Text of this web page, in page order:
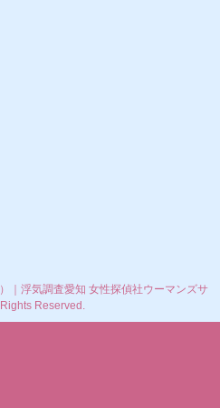
｜浮気調査愛知 女性探偵社ウーマンズサ
Reserved.